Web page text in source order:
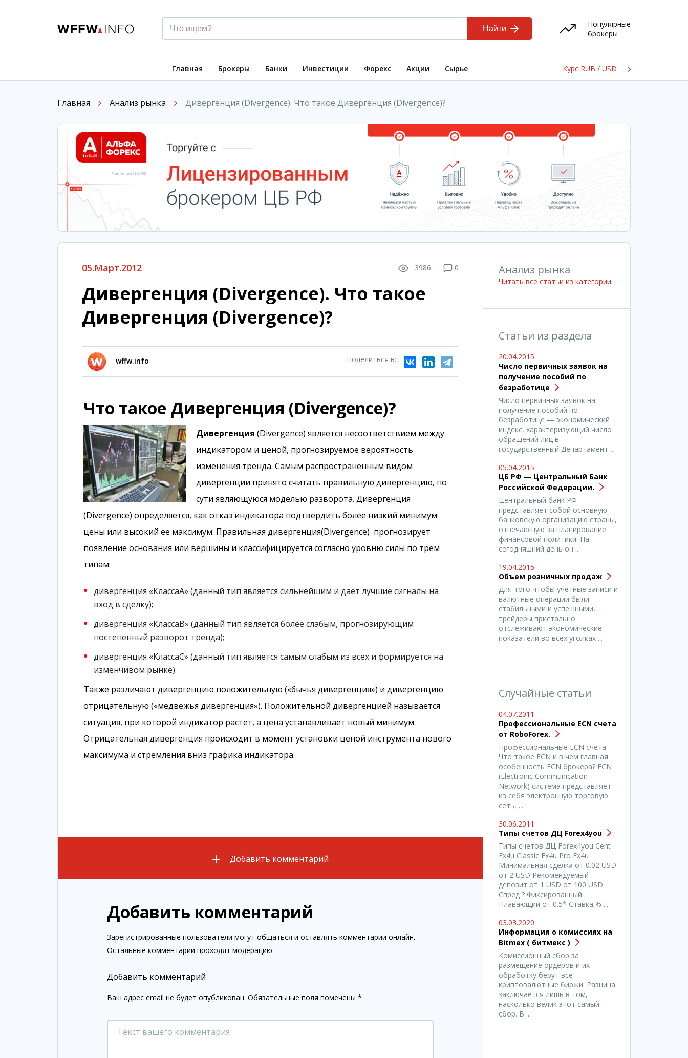
Популярные
брокеры
Главная Брокеры Банки Инвестиции Форекс Акции Сырье Курс RUB / USD
Главная Анализ рынка Дивергенция (Divеrgеnсе). Что такое Дивергенция (Divеrgеnсе)?
05.Март.2012 3986 0
Дивергенция (Divеrgеnсе). Что такое
Дивергенция (Divеrgеnсе)?
wffw.info Поделиться в:
Что такое Дивергенция (Divеrgеnсе)?
Дивергенция (Divеrgеnсе) является несоответствием между
индикатором и ценой, прогнозируемое вероятность
изменения тренда. Самым распространенным видом
дивергенции принято считать правильную дивергенцию, по
сути являющуюся моделью разворота. Дивергенция
(Divеrgеnсе) определяется, как отказ индикатора подтвердить более низкий минимум
цены или высокий ее максимум. Правильная дивергенция(Divеrgеnсе) прогнозирует
появление основания или вершины и классифицируется согласно уровню силы по трем
типам:
дивергенция «КлассаА» (данный тип является сильнейшим и дает лучшие сигналы на
вход в сделку);
дивергенция «КлассаВ» (данный тип является более слабым, прогнозирующим
постепенный разворот тренда);
дивергенция «КлассаС» (данный тип является самым слабым из всех и формируется на
изменчивом рынке).
Также различают дивергенцию положительную («бычья дивергенция») и дивергенцию
отрицательную («медвежья дивергенция»). Положительной дивергенцией называется
ситуация, при которой индикатор растет, а цена устанавливает новый минимум.
Отрицательная дивергенция происходит в момент установки ценой инструмента нового
максимума и стремления вниз графика индикатора.
Добавить комментарий
Добавить комментарий
Зарегистрированные пользователи могут общаться и оставлять комментарии онлайн.
Остальные комментарии проходят модерацию.
Добавить комментарий
Ваш адрес email не будет опубликован. Обязательные поля помечены *
Анализ рынка
Читать все статьи из категории
Статьи из раздела
20.04.2015
Число первичных заявок на
получение пособий по
безработице
Число первичных заявок на
получение пособий по
безработице — экономический
индекс, характеризующий число
обращений лиц в
государственный Департамент ...
05.04.2015
ЦБ РФ — Центральный Банк
Российской Федерации.
Центральный банк РФ
представляет собой основную
банковскую организацию страны,
отвечающую за планирование
финансовой политики. На
сегодняшний день он ...
19.04.2015
Объем розничных продаж
Для того чтобы учетные записи и
валютные операции были
стабильными и успешными,
трейдеры пристально
отслеживают экономические
показатели во всех уголках ...
Случайные статьи
04.07.2011
Профессиональные ECN счета
от RoboForex.
Профессиональные ECN счета
Что такое ECN и в чем главная
особенность ECN брокера? ECN
(Electronic Communication
Network) система представляет
из себя электронную торговую
сеть, ...
30.06.2011
Типы счетов ДЦ Forex4you
Типы счетов ДЦ Forex4you Cent
Fx4u Classic Fx4u Pro Fx4u
Минимальная сделка от 0.02 USD
от 2 USD Рекомендуемый
депозит от 1 USD от 100 USD
Спред ? Фиксированный
Плавающий от 0.5* Ставка,% ...
03.03.2020
Информация о комиссиях на
Bitmex ( битмекс )
Комиссионный сбор за
размещение ордеров и их
обработку берут все
криптовалютные биржи. Разница
заключается лишь в том,
насколько велик этот самый
сбор. В ...